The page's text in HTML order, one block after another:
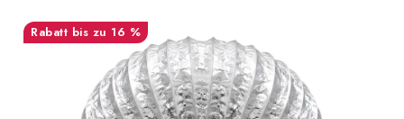
SMARTER GARTEN
bis zu 16 %